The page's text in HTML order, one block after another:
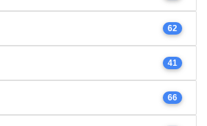
62
41
66